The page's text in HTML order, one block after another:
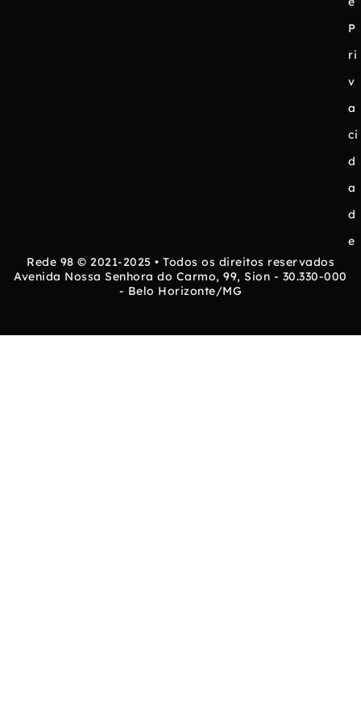
P
ri
v
a
ci
d
a
d
e
Rede 98 © 2021-2025 • Todos os direitos reservados
Avenida Nossa Senhora do Carmo, 99, Sion - 30.330-000
- Belo Horizonte/MG